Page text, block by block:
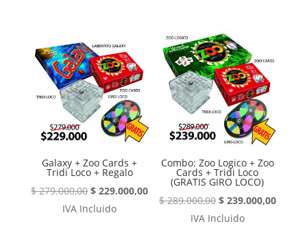
$ 140.000,00.
$ 290.000,00.
¡Oferta!
Galaxy + Zoo Cards +
Tridi Loco + Regalo
$279.000,00El
precio
$ 229.000,00El
precio
IVA Incluido
¡Oferta!
Combo: Zoo Logico + Zoo
Cards + Tridi Loco
(GRATIS GIRO LOCO)
$289.000,00 El
precio
$239.000,00El
IVA Incluido